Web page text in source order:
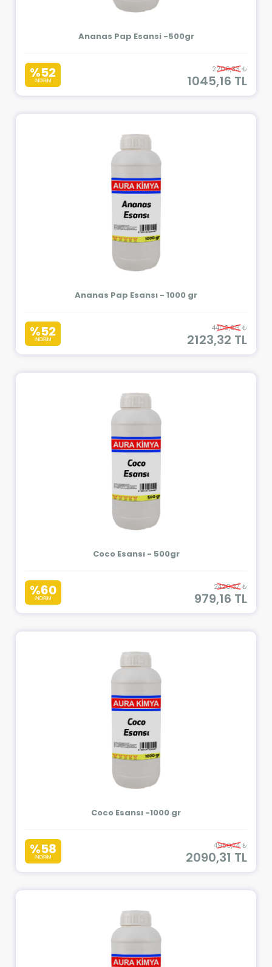
Ananas Pap Esansi -500gr
%52
İNDİRİM
2200,33 ₺
1045,16 TL
Ananas Pap Esansı - 1000 gr
%52
İNDİRİM
4400,66 ₺
2123,32 TL
Coco Esansı - 500gr
%60
İNDİRİM
2420,37 ₺
979,16 TL
Coco Esansı -1000 gr
%58
İNDİRİM
4950,74 ₺
2090,31 TL